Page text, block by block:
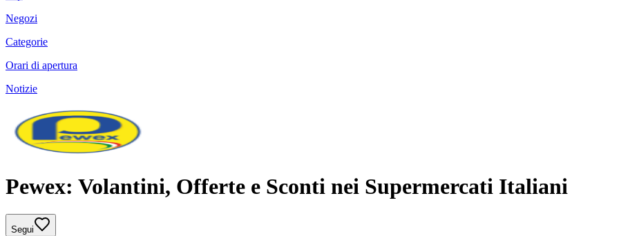
Negozi
Categorie
Orari di apertura
Notizie
Pewex: Volantini, Offerte e Sconti nei Supermercati Italiani
Segui